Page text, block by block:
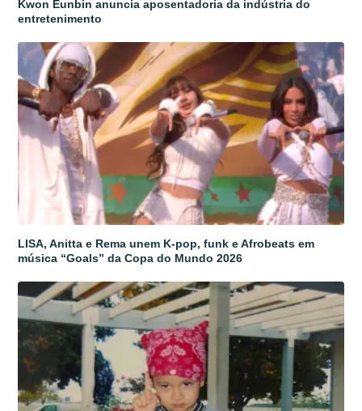
Kwon Eunbin anuncia aposentadoria da indústria do
entretenimento
LISA, Anitta e Rema unem K-pop, funk e Afrobeats em
música “Goals” da Copa do Mundo 2026